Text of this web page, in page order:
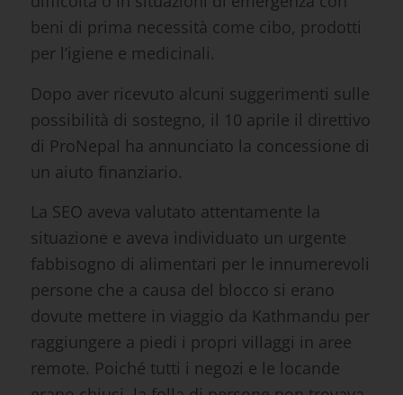
difficoltà o in situazioni di emergenza con
beni di prima necessità come cibo, prodotti
per l’igiene e medicinali.
Dopo aver ricevuto alcuni suggerimenti sulle
possibilità di sostegno, il 10 aprile il direttivo
di ProNepal ha annunciato la concessione di
un aiuto finanziario.
La SEO aveva valutato attentamente la
situazione e aveva individuato un urgente
fabbisogno di alimentari per le innumerevoli
persone che a causa del blocco si erano
dovute mettere in viaggio da Kathmandu per
raggiungere a piedi i propri villaggi in aree
remote. Poiché tutti i negozi e le locande